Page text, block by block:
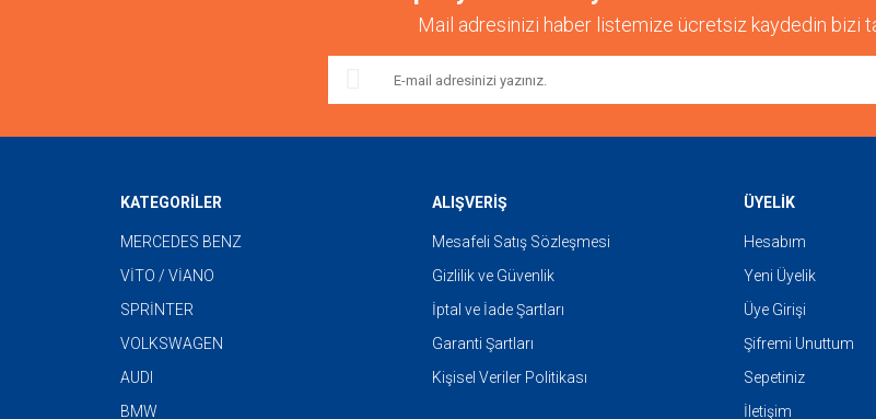
Gönder
Mail adresinizi haber listemize ücretsiz kaydedin bizi
KATEGORİLER
MERCEDES BENZ
VİTO / VİANO
SPRİNTER
VOLKSWAGEN
AUDI
BMW
ALIŞVERİŞ
Mesafeli Satış Sözleşmesi
Gizlilik ve Güvenlik
İptal ve İade Şartları
Garanti Şartları
Kişisel Veriler Politikası
ÜYELİK
Hesabım
Yeni Üyelik
Üye Girişi
Şifremi Unuttum
Sepetiniz
İletişim